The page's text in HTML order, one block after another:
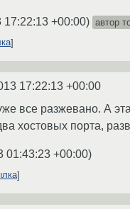
17:22:13 +00:00) автор
17:22:13 +00:00
все разжевано. А
хостовых порта,
01:43:23 +00:00)